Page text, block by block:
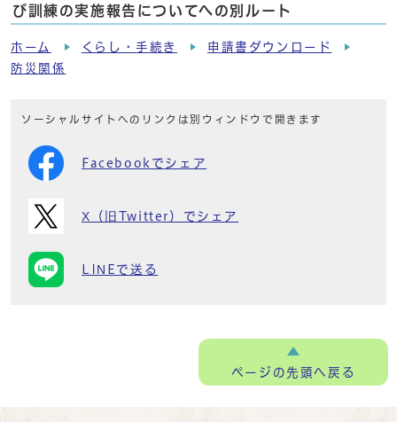
び訓練の実施報告についてへの別ルート
ホーム くらし・手続き
申請書ダウンロード
防災関係
ソーシャルサイトへのリンクは別ウィンドウで開きます
Facebookでシェア
X（旧Twitter）でシェア
LINEで送る
ページの先頭へ戻る